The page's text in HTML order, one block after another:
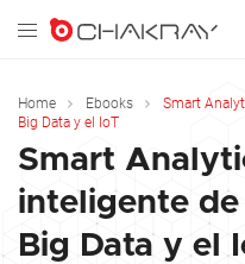
Home Ebooks
Smart
Big Data y el IoT
Smart
inteligente de
Big Data y el